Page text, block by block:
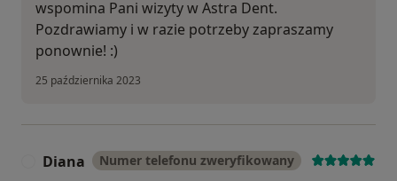
wspomina Pani wizyty w Astra Dent.
Pozdrawiamy i w razie potrzeby zapraszamy
ponownie! :)
25 października 2023
Diana Numer telefonu zweryfikowany